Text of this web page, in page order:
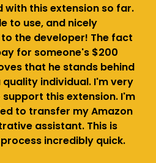
with this extension so far.
to use, and nicely
the developer! The fact
for someone's $200
that he stands behind
individual. I'm very
this extension. I'm
to transfer my Amazon
assistant. This is
incredibly quick.